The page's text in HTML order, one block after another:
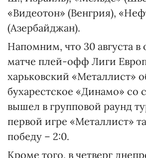
«Видеотон» (Венгрия),
(Азербайджан).
Напомним, что 30 августа в
матче плей-офф Лиги
харьковский «Металлист»
бухарестское «Динамо» со
вышел в групповой раунд
первой игре «Металлист»
победу – 2:0.
Кроме того, в четверг